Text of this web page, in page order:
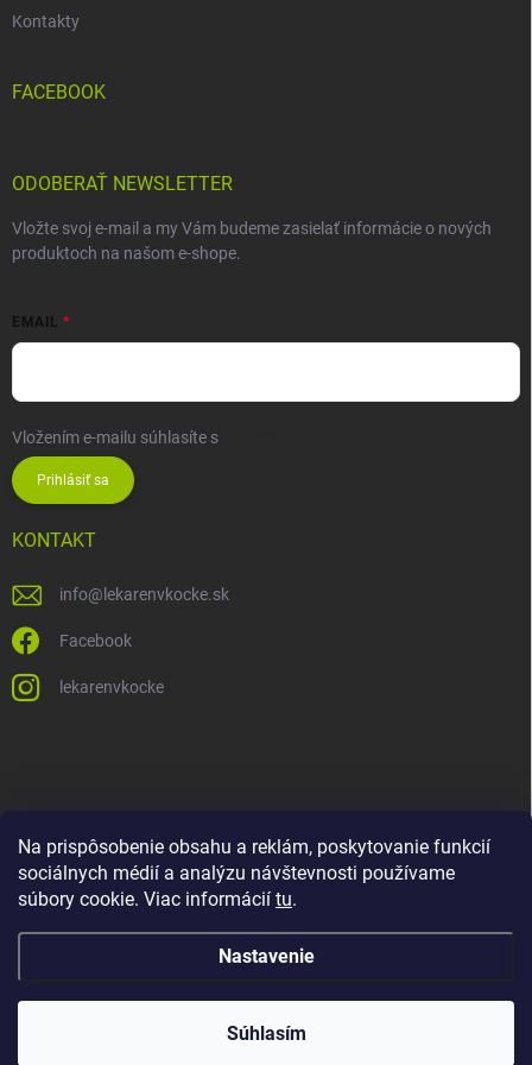
Na prispôsobenie obsahu a reklám, poskytovanie funkcií
sociálnych médií a analýzu návštevnosti používame
súbory cookie. Viac informácií tu.
Nastavenie
Súhlasím
Kontakty
FACEBOOK
ODOBERAŤ NEWSLETTER
Vložte svoj e-mail a my Vám budeme zasielať informácie o nových
produktoch na našom e-shope.
EMAIL
Vložením e-mailu súhlasíte s
Prihlásiť sa
KONTAKT
info@ lekarenvkocke.sk
Facebook
lekarenvkocke